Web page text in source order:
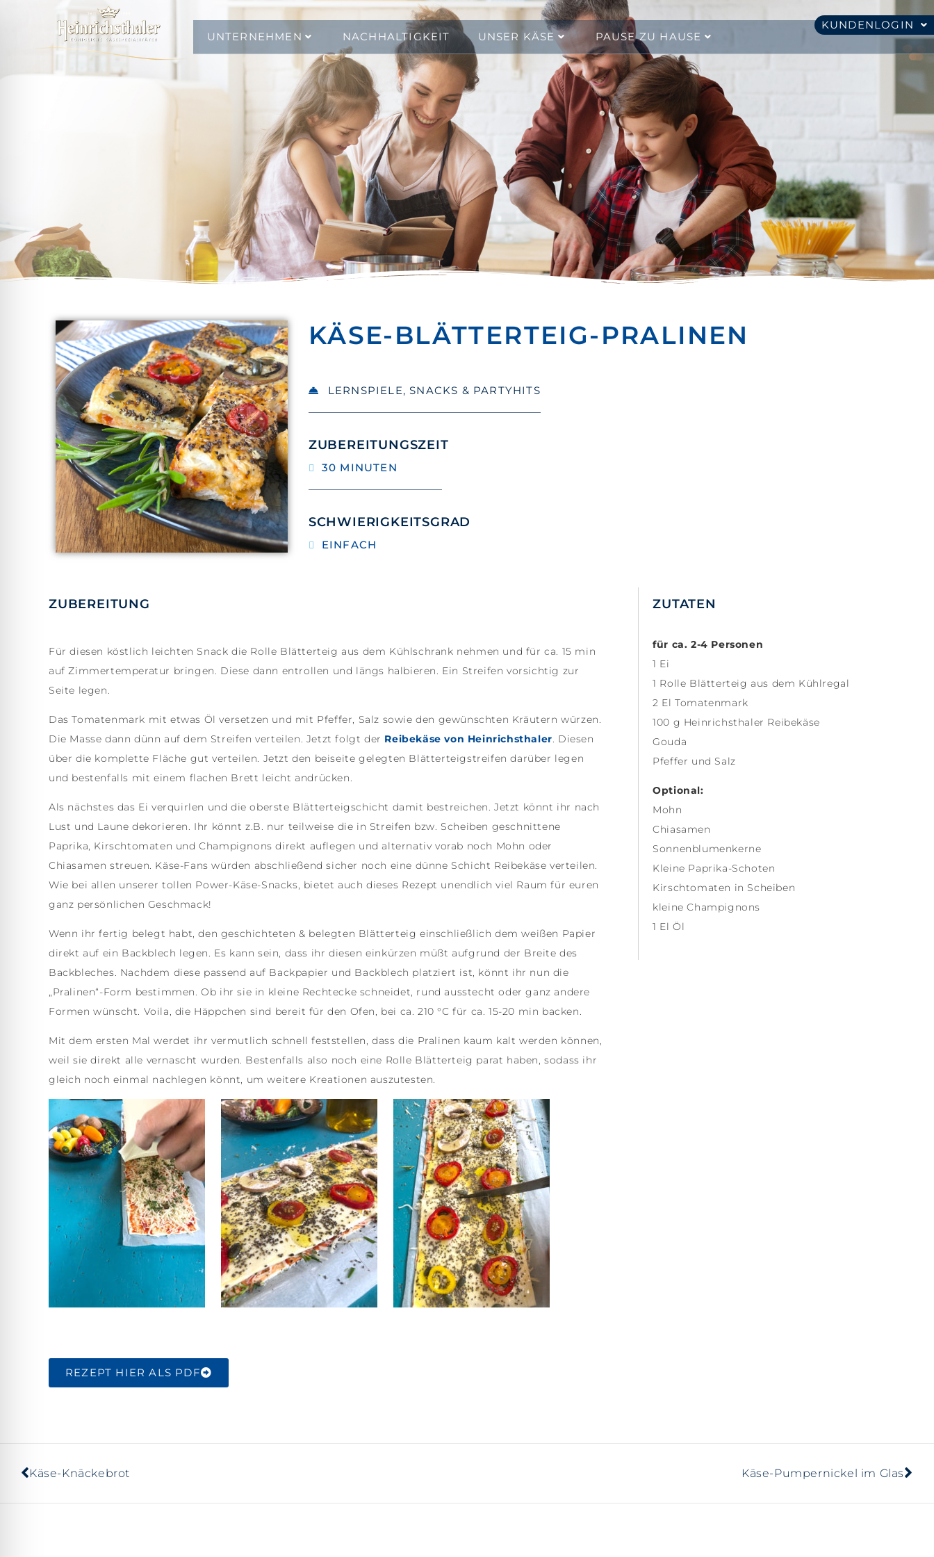
KUNDENLOGIN
UNTERNEHMEN
NACHHALTIGKEIT UNSER KÄSE PAUSE ZU HAUSE
KÄSE-BLÄTTERTEIG-PRALINEN
LERNSPIELE,SNACKS & PARTYHITS
ZUBEREITUNGSZEIT
30 MINUTEN
SCHWIERIGKEITSGRAD
EINFACH
ZUBEREITUNG
Für diesen köstlich leichten Snack die Rolle Blätterteig aus dem Kühlschrank nehmen und für ca. 15 min
auf Zimmertemperatur bringen. Diese dann entrollen und längs halbieren. Ein Streifen vorsichtig zur
Seite legen.
Das Tomatenmark mit etwas Öl versetzen und mit Pfeffer, Salz sowie den gewünschten Kräutern würzen.
Die Masse dann dünn auf dem Streifen verteilen. Jetzt folgt der Reibekäse von Heinrichsthaler . Diesen
über die komplette Fläche gut verteilen. Jetzt den beiseite gelegten Blätterteigstreifen darüber legen
und bestenfalls mit einem flachen Brett leicht andrücken.
Als nächstes das Ei verquirlen und die oberste Blätterteigschicht damit bestreichen. Jetzt könnt ihr nach
Lust und Laune dekorieren. Ihr könnt z.B. nur teilweise die in Streifen bzw. Scheiben geschnittene
Paprika, Kirschtomaten und Champignons direkt auflegen und alternativ vorab noch Mohn oder
Chiasamen streuen. Käse-Fans würden abschließend sicher noch eine dünne Schicht Reibekäse verteilen.
Wie bei allen unserer tollen Power-Käse-Snacks, bietet auch dieses Rezept unendlich viel Raum für euren
ganz persönlichen Geschmack!
Wenn ihr fertig belegt habt, den geschichteten & belegten Blätterteig einschließlich dem weißen Papier
direkt auf ein Backblech legen. Es kann sein, dass ihr diesen einkürzen müßt aufgrund der Breite des
Backbleches. Nachdem diese passend auf Backpapier und Backblech platziert ist, könnt ihr nun die
„Pralinen“-Form bestimmen. Ob ihr sie in kleine Rechtecke schneidet, rund ausstecht oder ganz andere
Formen wünscht. Voila, die Häppchen sind bereit für den Ofen, bei ca. 210 °C für ca. 15-20 min backen.
Mit dem ersten Mal werdet ihr vermutlich schnell feststellen, dass die Pralinen kaum kalt werden können,
weil sie direkt alle vernascht wurden. Bestenfalls also noch eine Rolle Blätterteig parat haben, sodass ihr
gleich noch einmal nachlegen könnt, um weitere Kreationen auszutesten.
REZEPT HIER ALS PDF
ZUTATEN
für ca. 2-4 Personen
1 Ei
1 Rolle Blätterteig aus dem Kühlregal
2 El Tomatenmark
100 g Heinrichsthaler Reibekäse
Gouda
Pfeffer und Salz
Optional:
Mohn
Chiasamen
Sonnenblumenkerne
Kleine Paprika-Schoten
Kirschtomaten in Scheiben
kleine Champignons
1 El Öl
Käse-Knäckebrot Käse-Pumpernickel im Glas